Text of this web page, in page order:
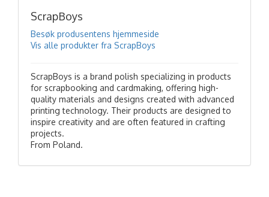
ScrapBoys
Besøk produsentens hjemmeside
Vis alle produkter fra ScrapBoys
ScrapBoys is a brand polish specializing in products
for scrapbooking and cardmaking, offering high-
quality materials and designs created with advanced
printing technology. Their products are designed to
inspire creativity and are often featured in crafting
projects.
From Poland.